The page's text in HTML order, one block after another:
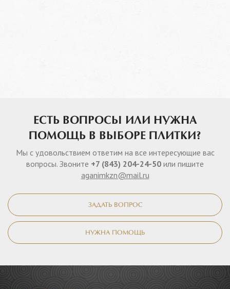
ЕСТЬ ВОПРОСЫ ИЛИ НУЖНА
ПОМОЩЬ В ВЫБОРЕ ПЛИТКИ?
Мы с удовольствием ответим на все интересующие вас
вопросы. Звоните +7 (843) 204-24-50 или пишите
aganimkzn@mail.ru
ЗАДАТЬ ВОПРОС
НУЖНА ПОМОЩЬ